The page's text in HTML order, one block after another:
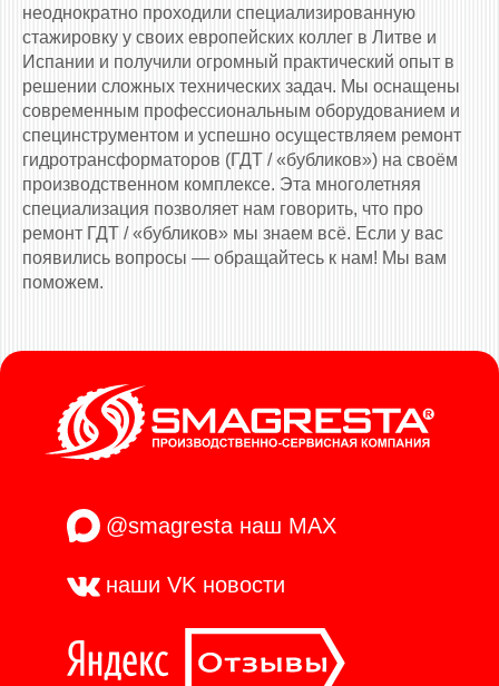
неоднократно проходили специализированную
стажировку у своих европейских коллег в Литве и
Испании и получили огромный практический опыт в
решении сложных технических задач. Мы оснащены
современным профессиональным оборудованием и
специнструментом и успешно осуществляем ремонт
гидротрансформаторов (ГДТ / «бубликов») на своём
производственном комплексе. Эта многолетняя
специализация позволяет нам говорить, что про
ремонт ГДТ / «бубликов» мы знаем всё. Если у вас
появились вопросы — обращайтесь к нам! Мы вам
поможем.
@smagresta наш MAX
наши VK новости